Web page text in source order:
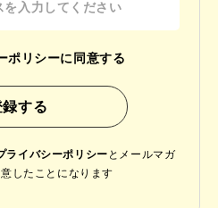
ポリシーに同意する
ライバシーポリシー と メールマガ
したことになります